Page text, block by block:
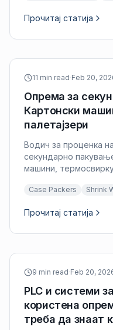
Прочитај статија
11 min read·Feb 20,
Опрема за
Картонски
палетајзери
Водич за проценка
секундарно
машини,
флаширање.
Case Packers Shrink
Прочитај статија
9 min read·Feb 20,
PLC и системи
користена
треба да знаат